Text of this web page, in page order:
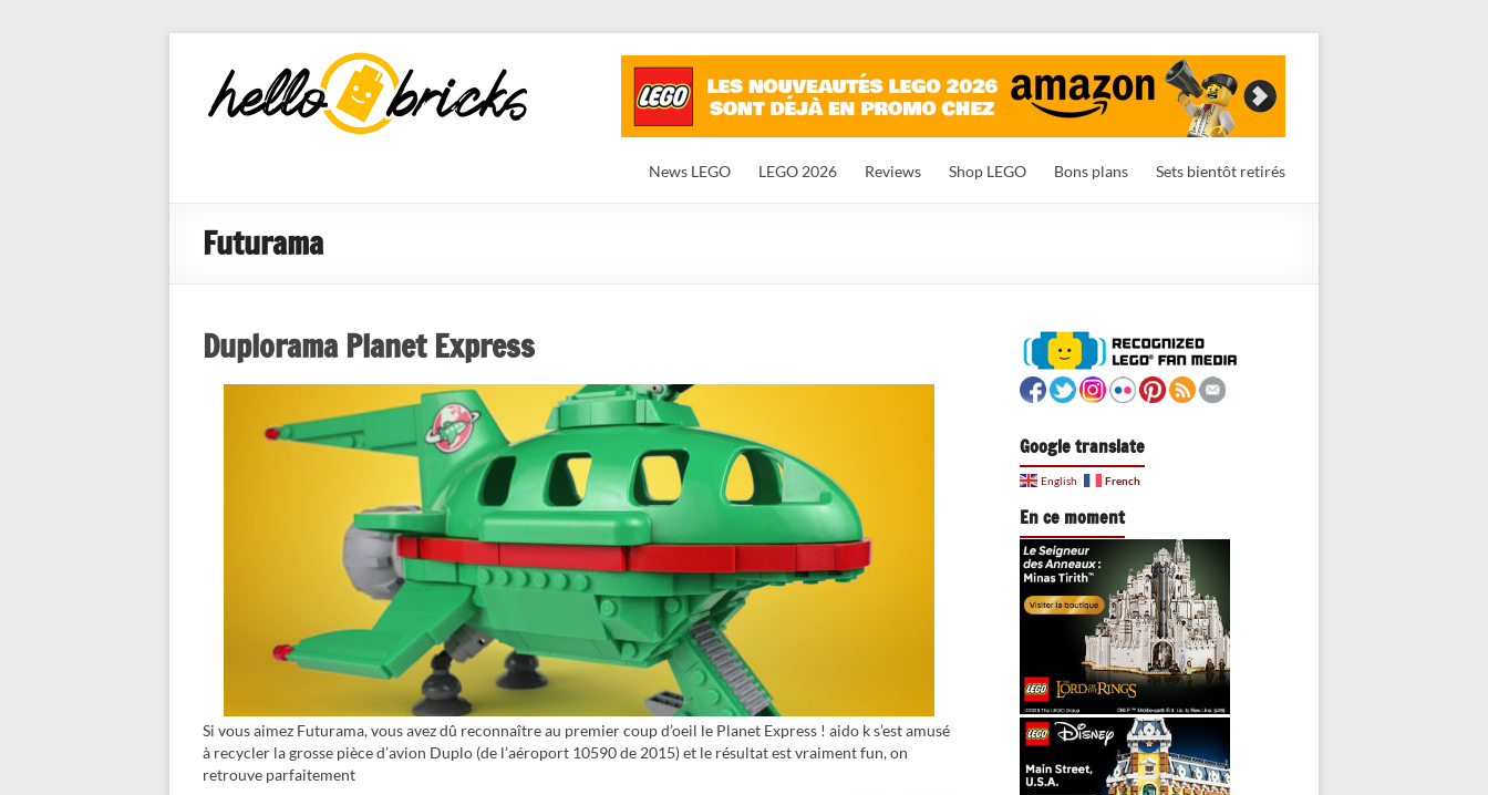
HelloBricks
Blog LEGO,
nouveaut�s
News LEGO LEGO 2026 Reviews Shop LEGO Bons plans Sets bientôt retirés
Futurama
Duplorama Planet Express
Si vous aimez Futurama, vous avez dû reconnaître au premier coup d’oeil le Planet Express ! aido k s’est amusé
à recycler la grosse pièce d’avion Duplo (de l’aéroport 10590 de 2015) et le résultat est vraiment fun, on
retrouve parfaitement
Google translate
English French
En ce moment